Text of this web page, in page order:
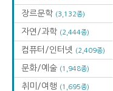
장르문학 (3,132종)
자연/과학 (2,444종)
컴퓨터/인터넷 (2,409종)
문화/예술 (1,948종)
취미/여행 (1,695종)